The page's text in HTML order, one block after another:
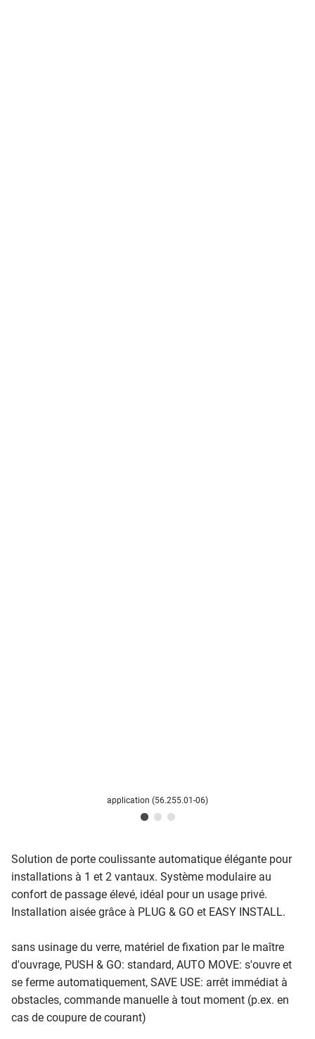
application (56.255.01-06)
Solution de porte coulissante automatique élégante pour
installations à 1 et 2 vantaux. Système modulaire au
confort de passage élevé, idéal pour un usage privé.
Installation aisée grâce à PLUG & GO et EASY INSTALL.
sans usinage du verre, matériel de fixation par le maître
d'ouvrage, PUSH & GO: standard, AUTO MOVE: s'ouvre et
se ferme automatiquement, SAVE USE: arrêt immédiat à
obstacles, commande manuelle à tout moment (p.ex. en
cas de coupure de courant)